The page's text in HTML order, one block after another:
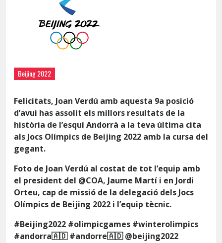
Beijing 2022
Felicitats, Joan Verdú amb aquesta 9a posició
d’avui has assolit els millors resultats de la
història de l’esquí Andorrà a la teva última cita
als Jocs Olímpics de Beijing 2022 amb la cursa del
gegant.
Foto de Joan Verdú al costat de tot l’equip amb
el president del @COA, Jaume Martí i en Jordi
Orteu, cap de missió de la delegació dels Jocs
Olímpics de Beijing 2022 i l’equip tècnic.
#Beijing2022 #olimpicgames #winterolimpics
#andorra🇦🇩 #andorre🇦🇩 @beijing2022